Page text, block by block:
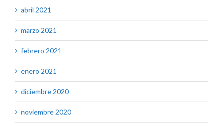
abril 2021
marzo 2021
febrero 2021
enero 2021
diciembre 2020
noviembre 2020